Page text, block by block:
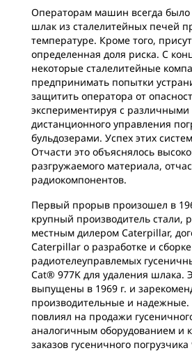
Операторам машин всегда было
шлак из сталелитейных печей
температуре. Кроме того,
определенная доля риска. С
некоторые сталелитейные
предпринимать попытки
защитить оператора от
экспериментируя с различными
дистанционного управления
бульдозерами. Успех этих
Отчасти это объяснялось
разгружаемого материала,
радиокомпонентов.
Первый прорыв произошел в
крупный производитель стали,
местным дилером Caterpillar,
Caterpillar о разработке и
радиотелеуправлемых
Cat® 977K для удаления
выпущены в 1969 г. и
производительные и
повлиял на продажи
аналогичным оборудованием и
заказов гусеничного погрузчика